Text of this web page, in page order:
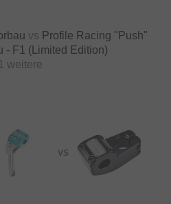
vs Profile Racing "Push"
- F1 (Limited Edition)
weitere
VS